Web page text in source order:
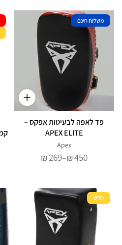
משלוח חינם
פד לאפה לבעיטות אפקס –
APEX ELITE
Apex
₪ 269–₪450
טווח
עד
⁦₪450⁩
חדש